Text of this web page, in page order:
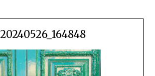
20240526_164848